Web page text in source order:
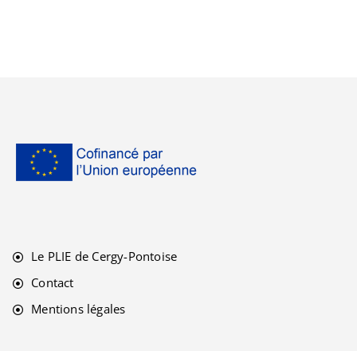
Le PLIE de Cergy-Pontoise
Contact
Mentions légales